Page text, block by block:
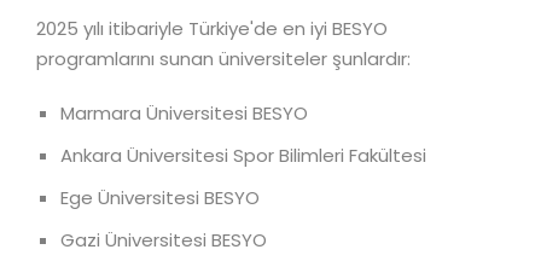
2025 yılı itibariyle Türkiye'de en iyi BESYO
programlarını sunan üniversiteler şunlardır:
Marmara Üniversitesi BESYO
Ankara Üniversitesi Spor Bilimleri Fakültesi
Ege Üniversitesi BESYO
Gazi Üniversitesi BESYO